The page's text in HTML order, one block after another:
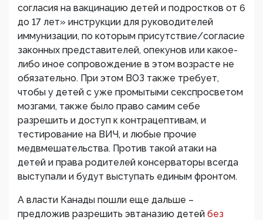
согласия на вакцинацию детей и подростков от 6
до 17 лет» инструкции для руководителей
иммунизации, по которым присутствие/согласие
законных представителей, опекунов или какое-
либо иное сопровождение в этом возрасте не
обязательно. При этом ВОЗ также требует,
чтобы у детей с уже промытыми секспросветом
мозгами, также было право самим себе
разрешить и доступ к контрацептивам, и
тестирование на ВИЧ, и любые прочие
медвмешательства. Против такой атаки на
детей и права родителей консерваторы всегда
выступали и будут выступать единым фронтом.
А власти Канады пошли еще дальше –
предложив разрешить эвтаназию детей без